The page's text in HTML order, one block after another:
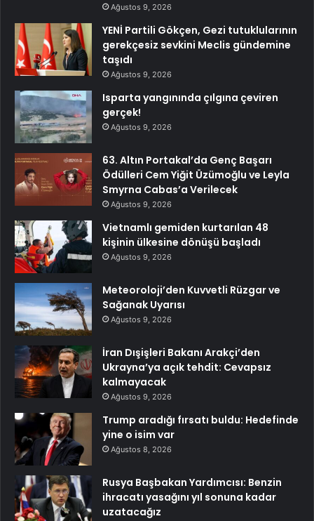
Ağustos 9, 2026
YENİ Partili Gökçen, Gezi tutuklularının
gerekçesiz sevkini Meclis gündemine
taşıdı
Ağustos 9, 2026
Isparta yangınında çılgına çeviren
gerçek!
Ağustos 9, 2026
63. Altın Portakal’da Genç Başarı
Ödülleri Cem Yiğit Üzümoğlu ve Leyla
Smyrna Cabas’a Verilecek
Ağustos 9, 2026
Vietnamlı gemiden kurtarılan 48
kişinin ülkesine dönüşü başladı
Ağustos 9, 2026
Meteoroloji’den Kuvvetli Rüzgar ve
Sağanak Uyarısı
Ağustos 9, 2026
İran Dışişleri Bakanı Arakçi’den
Ukrayna’ya açık tehdit: Cevapsız
kalmayacak
Ağustos 9, 2026
Trump aradığı fırsatı buldu: Hedefinde
yine o isim var
Ağustos 8, 2026
Rusya Başbakan Yardımcısı: Benzin
ihracatı yasağını yıl sonuna kadar
uzatacağız